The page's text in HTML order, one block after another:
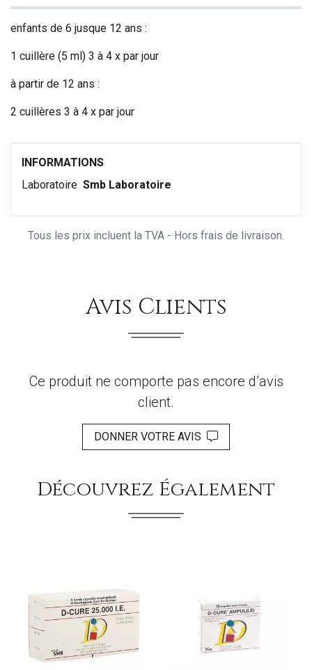
enfants de 6 jusque 12 ans :
1 cuillère (5 ml) 3 à 4 x par jour
à partir de 12 ans :
2 cuillères 3 à 4 x par jour
INFORMATIONS
Laboratoire Smb Laboratoire
Tous les prix incluent la TVA - Hors frais de livraison.
Avis Clients
Ce produit ne comporte pas encore d’avis
client.
DONNER VOTRE AVIS
Découvrez Également